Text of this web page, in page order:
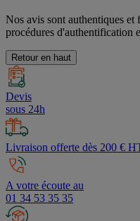
Nos avis sont authentiques et
procédures d'authentification
Retour en haut
Devis
sous 24h
Livraison offerte dès 200 €
A votre écoute au
01 34 53 35 35